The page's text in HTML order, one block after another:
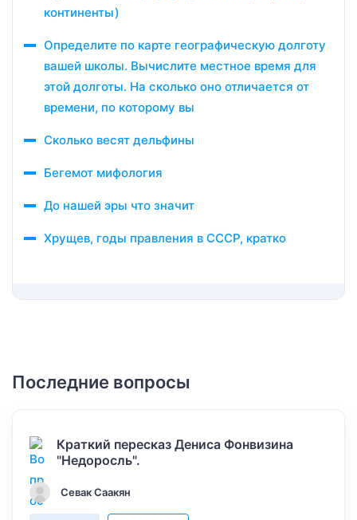
континенты)
Определите по карте географическую долготу
вашей школы. Вычислите местное время для
этой долготы. На сколько оно отличается от
времени, по которому вы
Сколько весят дельфины
Бегемот мифология
До нашей эры что значит
Хрущев, годы правления в СССР, кратко
Последние вопросы
Краткий пересказ Дениса Фонвизина
"Недоросль".
Севак Саакян